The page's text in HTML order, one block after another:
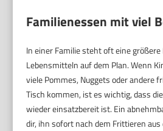
Familienessen mit viel
In einer Familie steht oft eine größere
Lebensmitteln auf dem Plan. Wenn
viele Pommes, Nuggets oder andere
Tisch kommen, ist es wichtig, dass
wieder einsatzbereit ist. Ein
dir, ihn sofort nach dem Frittieren